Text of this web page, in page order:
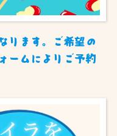
ります。ご希望の
ームによりご予約